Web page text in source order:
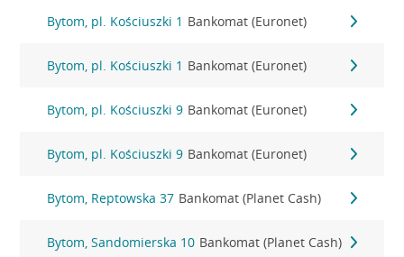
Bytom, pl. Kościuszki 1 Bankomat (Euronet)
Bytom, pl. Kościuszki 1 Bankomat (Euronet)
Bytom, pl. Kościuszki 9 Bankomat (Euronet)
Bytom, pl. Kościuszki 9 Bankomat (Euronet)
Bytom, Reptowska 37 Bankomat (Planet Cash)
Bytom, Sandomierska 10 Bankomat (Planet Cash)